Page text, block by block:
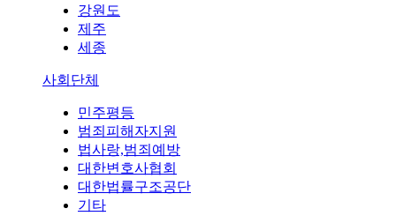
강원도
제주
세종
사회단체
민주평등
범죄피해자지원
법사랑,범죄예방
대한변호사협회
대한법률구조공단
기타